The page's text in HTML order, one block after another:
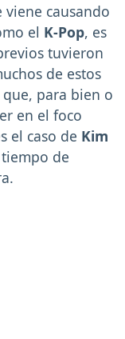
causando
el K-Pop, es
tuvieron
de estos
para bien o
en el foco
el caso de Kim
de